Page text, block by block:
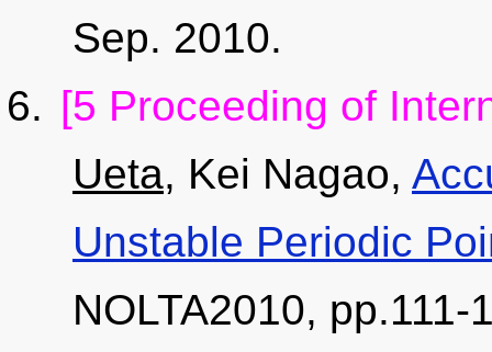
Sep. 2010.
[5 Proceeding of
Ueta, Kei Nagao,
Unstable Periodic
NOLTA2010,